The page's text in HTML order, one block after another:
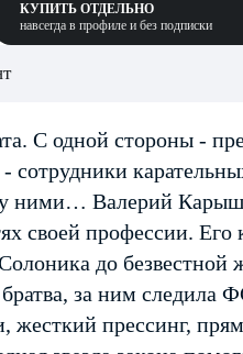
КУПИТЬ ОТДЕЛЬНО
навсегда в профиле и без подписки
С одной стороны -
сотрудники
ними… Валерий
своей профессии.
до
за ним следила
жесткий прессинг,